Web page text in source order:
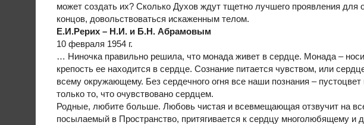
может создать их? Сколько Духов ждут тщетно лучшего проявления
концов, довольствоваться искаженным телом.
Е.И.Рерих – Н.И. и Б.Н. Абрамовым
10 февраля 1954 г.
… Ниночка правильно решила, что монада живет в сердце. Монада –
крепость ее находится в сердце. Сознание питается чувством, или
всему окружающему. Без сердечного огня все наши познания –
только то, что очувствовано сердцем.
Родные, любите больше. Любовь чистая и всевмещающая отзвучит на
посылаемый в Пространство, притягивается к сердцу многолюбящему и